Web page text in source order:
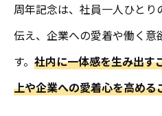
周年記念は、社員一人ひと
伝え、企業への愛着や働く意
す。 社内に一体感を生み出す
上や企業への愛着心を高める